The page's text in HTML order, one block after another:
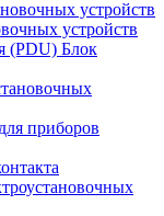
устройств
Блок
приборов